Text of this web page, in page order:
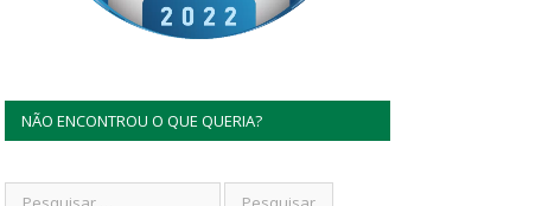
NÃO ENCONTROU O QUE QUERIA?